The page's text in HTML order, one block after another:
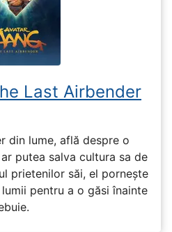
Last Airbender
din lume, află despre o
putea salva cultura sa de
prietenilor săi, el pornește
pentru a o găsi înainte